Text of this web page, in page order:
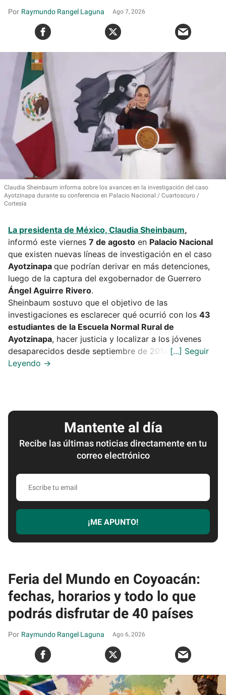
Raymundo Rangel Laguna Ago 7, 2026
Claudia Sheinbaum informa sobre los avances en la investigación del caso
Ayotzinapa durante su conferencia en Palacio Nacional
Cuartoscuro /
Cortesía
La presidenta de México, Claudia Sheinbaum,
informó este viernes 7 de agosto en Palacio Nacional
que existen nuevas líneas de investigación en el caso
Ayotzinapa que podrían derivar en más detenciones,
luego de la captura del exgobernador de Guerrero
Ángel Aguirre Rivero.
Sheinbaum sostuvo que el objetivo de las
investigaciones es esclarecer qué ocurrió con los 43
estudiantes de la Escuela Normal Rural de
Ayotzinapa, hacer justicia y localizar a los jóvenes
desaparecidos desde septiembre de 2014.
Mantente al día
Recibe las últimas noticias directamente en tu
correo electrónico
Escribe
email
¡ME APUNTO!
Feria del Mundo en Coyoacán:
fechas, horarios y todo lo que
podrás disfrutar de 40 países
Raymundo Rangel Laguna Ago 6, 2026